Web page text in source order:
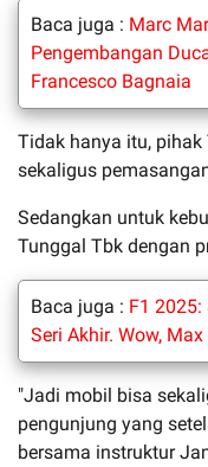
Baca juga : Marc
Pengembangan
Francesco Bagnaia
Tidak hanya itu,
sekaligus
Sedangkan untuk
Tunggal Tbk dengan
Baca juga : F1 2025:
Seri Akhir. Wow,
"Jadi mobil bisa
pengunjung yang
bersama instruktur